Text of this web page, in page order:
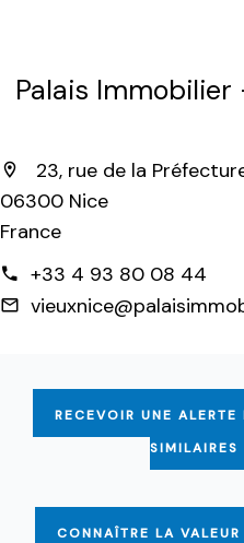
Palais
23, rue de la
06300 Nice
France
+33 4 93 80 08 44
RECEVOIR UNE
SIMILAIRES
CONNAÎTRE LA